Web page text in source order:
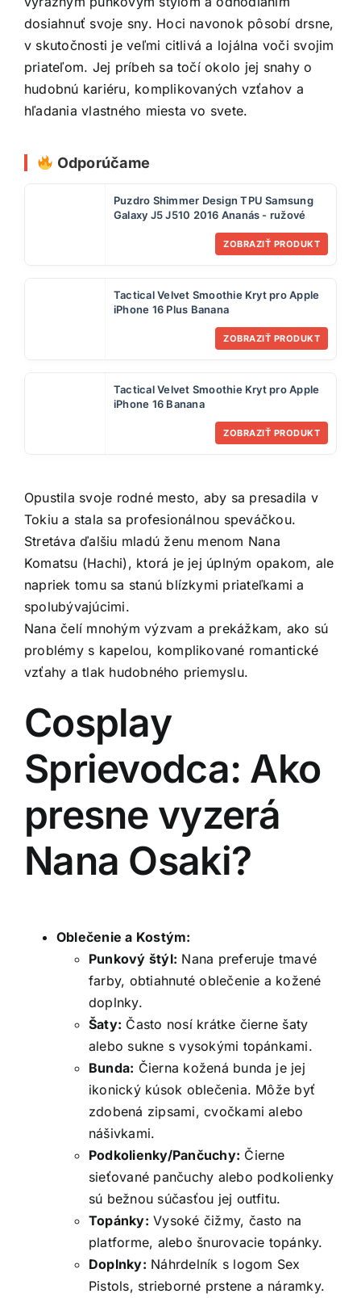
dosiahnuť svoje sny. Hoci navonok pôsobí drsne,
v skutočnosti je veľmi citlivá a lojálna voči svojim
priateľom. Jej príbeh sa točí okolo jej snahy o
hudobnú kariéru, komplikovaných vzťahov a
hľadania vlastného miesta vo svete.
Odporúčame
Puzdro Shimmer Design TPU Samsung
Galaxy J5 J510 2016 Ananás - ružové
ZOBRAZIŤ PRODUKT
Tactical Velvet Smoothie Kryt pro Apple
iPhone 16 Plus Banana
ZOBRAZIŤ PRODUKT
Tactical Velvet Smoothie Kryt pro Apple
iPhone 16 Banana
ZOBRAZIŤ PRODUKT
Opustila svoje rodné mesto, aby sa presadila v
Tokiu a stala sa profesionálnou speváčkou.
Stretáva ďalšiu mladú ženu menom Nana
Komatsu (Hachi), ktorá je jej úplným opakom, ale
napriek tomu sa stanú blízkymi priateľkami a
spolubývajúcimi.
Nana čelí mnohým výzvam a prekážkam, ako sú
problémy s kapelou, komplikované romantické
vzťahy a tlak hudobného priemyslu.
Cosplay
Sprievodca: Ako
presne vyzerá
Nana Osaki?
Oblečenie a Kostým:
Punkový štýl: Nana preferuje tmavé
farby, obtiahnuté oblečenie a kožené
doplnky.
Šaty: Často nosí krátke čierne šaty
alebo sukne s vysokými topánkami.
Bunda: Čierna kožená bunda je jej
ikonický kúsok oblečenia. Môže byť
zdobená zipsami, cvočkami alebo
nášivkami.
Podkolienky/Pančuchy: Čierne
sieťované pančuchy alebo podkolienky
sú bežnou súčasťou jej outfitu.
Topánky: Vysoké čižmy, často na
platforme, alebo šnurovacie topánky.
Doplnky: Náhrdelník s logom Sex
Pistols, strieborné prstene a náramky.